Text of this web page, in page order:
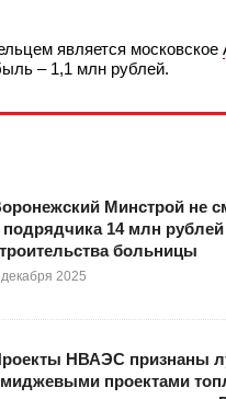
является московское
– 1,1 млн рублей.
Минстрой не
подрядчика 14 млн рублей
больницы
2025
НВАЭС признаны
проектами